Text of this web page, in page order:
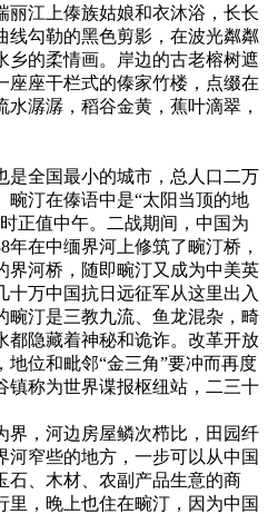
丽江上傣族姑娘和衣沐浴，长长
线勾勒的黑色剪影，在波光粼粼
乡的柔情画。岸边的古老榕树遮
座座干栏式的傣家竹楼，点缀在
潺潺，稻谷金黄，蕉叶滴翠，
是全国最小的城市，总人口二万
畹汀在傣语中是“太阳当顶的地
正值中午。二战期间，中国为
年在中缅界河上修筑了畹汀桥，
界河桥 ，随即畹汀又成为中美英
十万中国抗日远征军从这里出入
畹汀是三教九流、鱼龙混杂，畸
都隐藏着神秘和诡诈。改革开放
地位和毗邻“金三角”要冲而再度
镇称为世界谍报枢纽站，二三十
界，河边房屋鳞次栉比，田园纤
河窄些的地方，一步可以从中国
石、木材、农副产品生意的商
里，晚上也住在畹汀，因为中国